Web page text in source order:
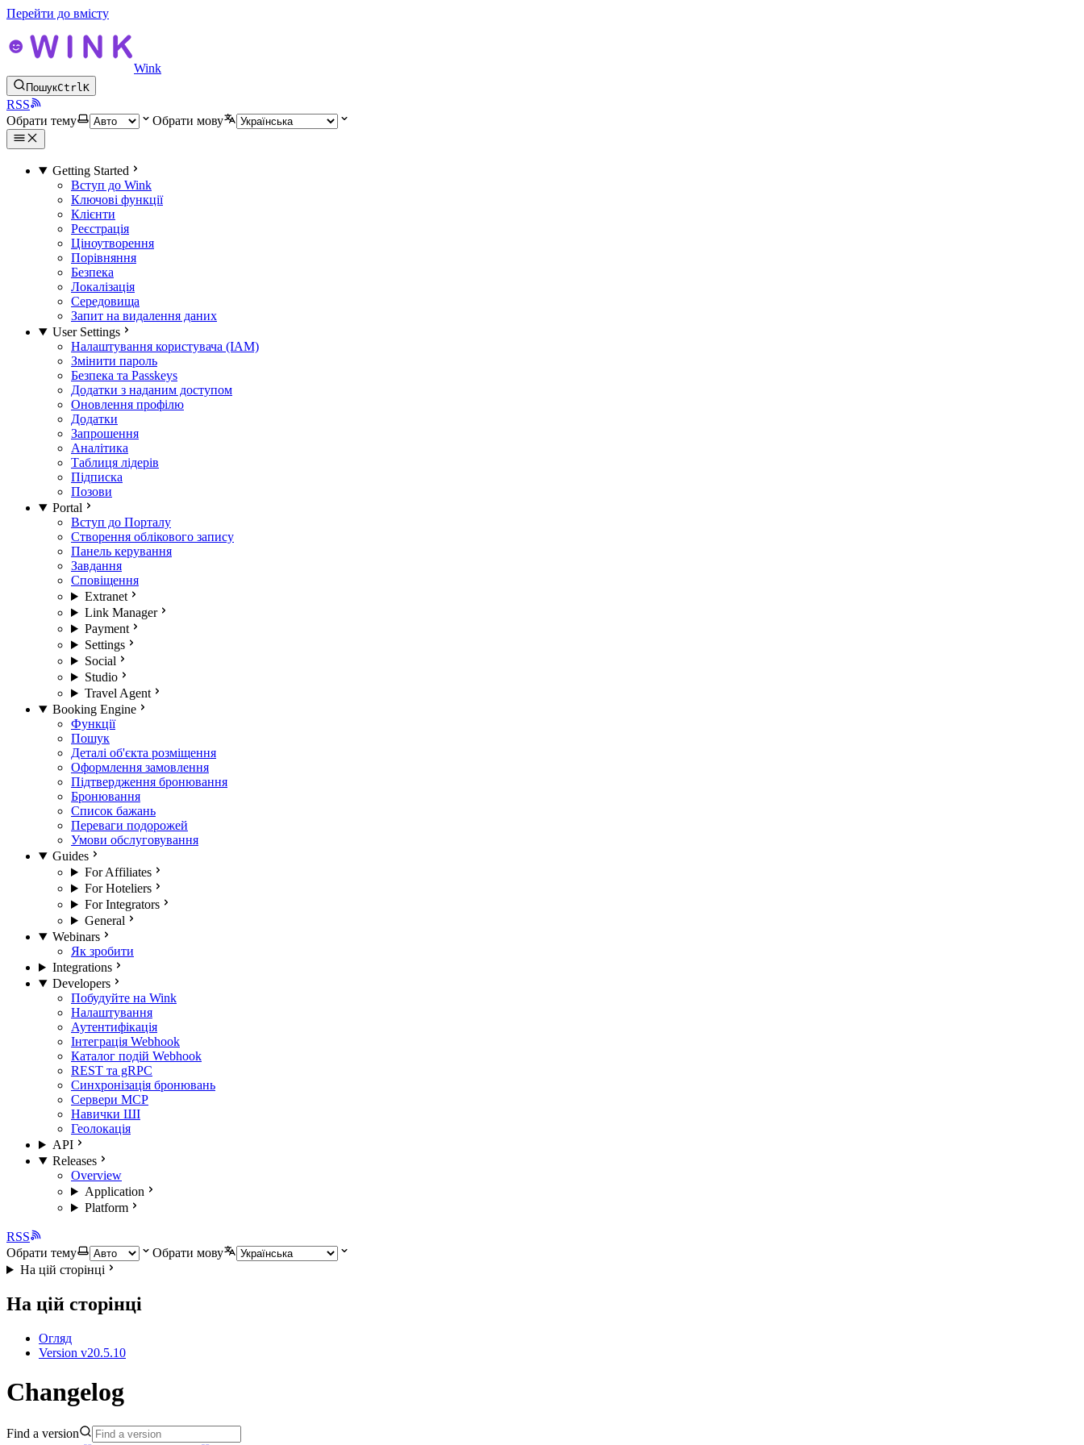
Перейти до вмісту
Wink
ПошукCtrlK
RSS
Обрати тему
Обрати мову
Getting Started
Вступ до Wink
Ключові функції
Клієнти
Реєстрація
Ціноутворення
Порівняння
Безпека
Локалізація
Середовища
Запит на видалення даних
User Settings
Налаштування користувача (IAM)
Змінити пароль
Безпека та Passkeys
Додатки з наданим доступом
Оновлення профілю
Додатки
Запрошення
Аналітика
Таблиця лідерів
Підписка
Позови
Portal
Вступ до Порталу
Створення облікового запису
Панель керування
Завдання
Сповіщення
Extranet
Link Manager
Payment
Settings
Social
Studio
Travel Agent
Booking Engine
Функції
Пошук
Деталі об'єкта розміщення
Оформлення замовлення
Підтвердження бронювання
Бронювання
Список бажань
Переваги подорожей
Умови обслуговування
Guides
For Affiliates
For Hoteliers
For Integrators
General
Webinars
Як зробити
Integrations
Developers
Побудуйте на Wink
Налаштування
Аутентифікація
Інтеграція Webhook
Каталог подій Webhook
REST та gRPC
Синхронізація бронювань
Сервери MCP
Навички ШІ
Геолокація
API
Releases
Overview
Application
Platform
RSS
Обрати тему
Обрати мову
На цій сторінці
На цій сторінці
Огляд
Version v20.5.10
Changelog
Find a version